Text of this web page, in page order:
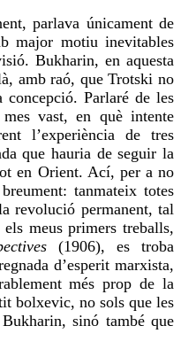
parlava únicament de
major motiu inevitables
Bukharin, en aquesta
amb raó, que Trotski no
Parlaré de les
vast, en què intente
l’experiència de tres
que hauria de seguir la
en Orient. Ací, per a no
tanmateix totes
revolució permanent, tal
meus primers treballs,
(1906), es troba
d’esperit marxista,
més prop de la
bolxevic, no sols que les
sinó també que